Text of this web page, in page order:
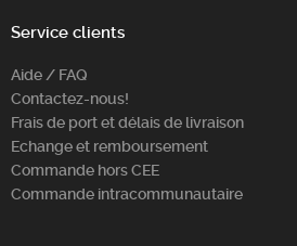
Service clients
Aide / FAQ
Contactez-nous!
Frais de port et délais de livraison
Echange et remboursement
Commande hors CEE
Commande intracommunautaire